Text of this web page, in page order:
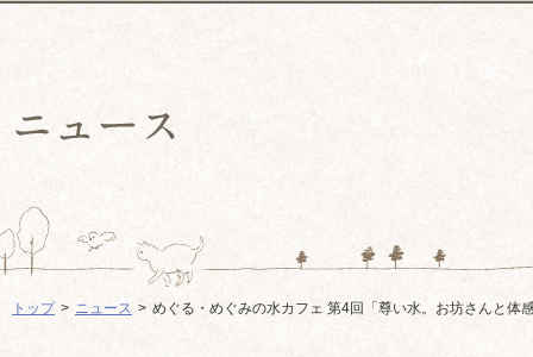
トップ ニュース めぐる・めぐみの水カフェ 第4回「尊い水。お坊さんと体